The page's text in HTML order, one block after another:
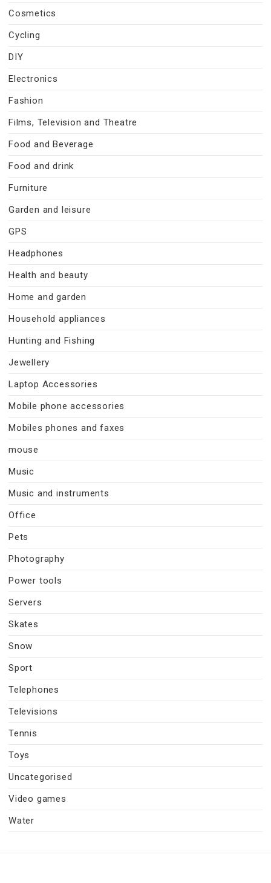
Cosmetics
Cycling
DIY
Electronics
Fashion
Films, Television and Theatre
Food and Beverage
Food and drink
Furniture
Garden and leisure
GPS
Headphones
Health and beauty
Home and garden
Household appliances
Hunting and Fishing
Jewellery
Laptop Accessories
Mobile phone accessories
Mobiles phones and faxes
mouse
Music
Music and instruments
Office
Pets
Photography
Power tools
Servers
Skates
Snow
Sport
Telephones
Televisions
Tennis
Toys
Uncategorised
Video games
Water